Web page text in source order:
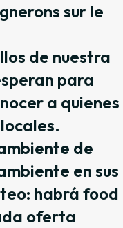
sur le
de nuestra
para
a quienes
de
en sus
habrá food
oferta